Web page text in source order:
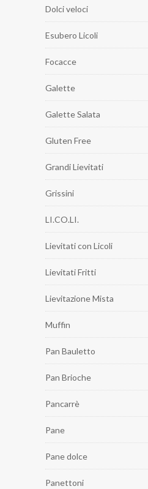
Dolci veloci
Esubero Licoli
Focacce
Galette
Galette Salata
Gluten Free
Grandi Lievitati
Grissini
LI.CO.LI.
Lievitati con Licoli
Lievitati Fritti
Lievitazione Mista
Muffin
Pan Bauletto
Pan Brioche
Pancarrè
Pane
Pane dolce
Panettoni